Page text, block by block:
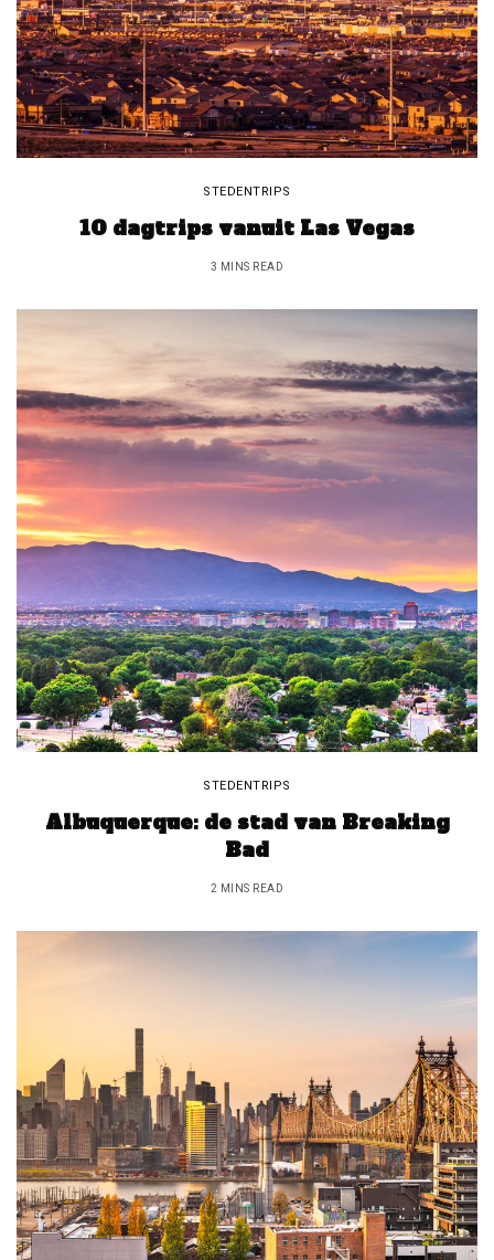
STEDENTRIPS
10 dagtrips vanuit Las Vegas
3 MINS READ
STEDENTRIPS
Albuquerque: de stad van Breaking
Bad
2 MINS READ